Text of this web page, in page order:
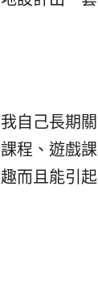
自己長期
程、遊戲
而且能引